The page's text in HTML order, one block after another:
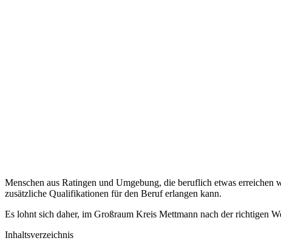
Menschen aus Ratingen und Umgebung, die beruflich etwas
zusätzliche Qualifikationen für den Beruf erlangen kann.
Es lohnt sich daher, im Großraum Kreis Mettmann nach der richtigen
Inhaltsverzeichnis